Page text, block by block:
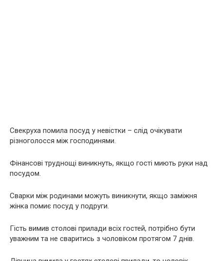
Свекруха помила посуд у невістки – слід очікувати
різноголосся між господинями.
Фінансові труднощі виникнуть, якщо гості миють руки над
посудом.
Сварки між родинами можуть виникнути, якщо заміжня
жінка помиє посуд у подруги.
Гість вимив столові прилади всіх гостей, потрібно бути
уважним та не сваритись з чоловіком протягом 7 днів.